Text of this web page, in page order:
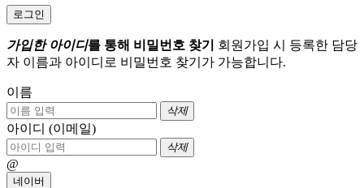
로그인
가입한 아이디를 통해 비밀번호 찾기
회원가입 시 등록한 담당
자 이름과 아이디로 비밀번호 찾기가 가능합니다.
이름
삭제
아이디 (이메일)
삭제
@
네이버